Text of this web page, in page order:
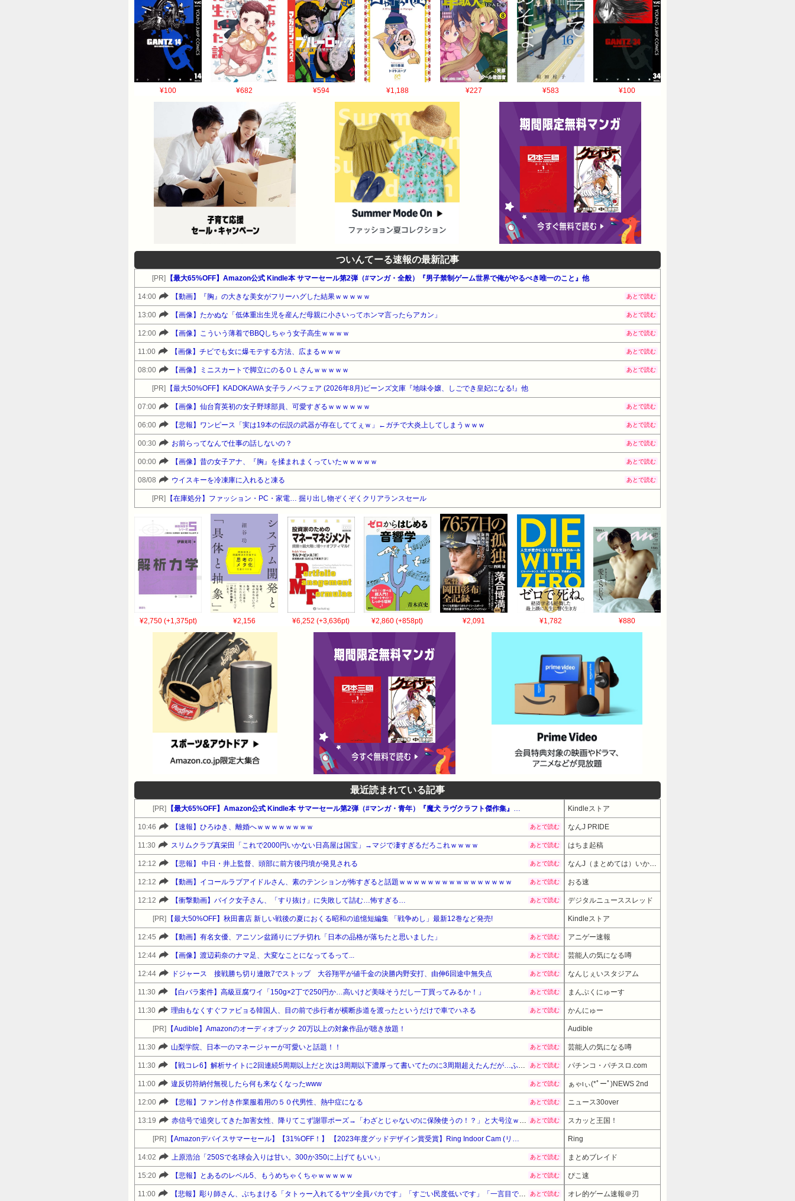
¥100 ¥682 ¥594 ¥1,188 ¥227 ¥583 ¥100
ついんてーる速報の最新記事
[PR] 【最大65%OFF】Amazon公式 Kindle本 サマーセール第2弾（#マンガ・全般）『男子禁制ゲーム世界で俺がやるべき唯一のこと』他
14:00 【動画】『胸』の大きな美女がフリーハグした結果ｗｗｗｗｗ あとで読む
13:00 【画像】たかぬな「低体重出生児を産んだ母親に小さいってホンマ言ったらアカン」 あとで読む
12:00 【画像】こういう薄着でBBQしちゃう女子高生ｗｗｗｗ あとで読む
11:00 【画像】チビでも女に爆モテする方法、広まるｗｗｗ あとで読む
08:00 【画像】ミニスカートで脚立にのるＯＬさんｗｗｗｗｗ あとで読む
[PR] 【最大50%OFF】KADOKAWA 女子ラノベフェア (2026年8月)ビーンズ文庫『地味令嬢、しごでき皇妃になる!』他
07:00 【画像】仙台育英初の女子野球部員、可愛すぎるｗｗｗｗｗｗ あとで読む
06:00 【悲報】ワンピース「実は19本の伝説の武器が存在しててぇｗ」←ガチで大炎上してしまうｗｗｗ あとで読む
00:30 お前らってなんで仕事の話しないの？ あとで読む
00:00 【画像】昔の女子アナ、『胸』を揉まれまくっていたｗｗｗｗｗ あとで読む
08/08 ウイスキーを冷凍庫に入れると凍る あとで読む
[PR] 【在庫処分】ファッション・PC・家電… 掘り出し物ぞくぞくクリアランスセール
¥2,750 (+1,375pt) ¥2,156 ¥6,252 (+3,636pt) ¥2,860 (+858pt) ¥2,091 ¥1,782 ¥880
最近読まれている記事
[PR] 【最大65%OFF】Amazon公式 Kindle本 サマーセール第2弾（#マンガ・青年）『魔犬 ラヴクラフト傑作集』『ゆかいな神統記』『喫茶ニュー魔王城』他 Kindleストア
10:46 【速報】ひろゆき、離婚へｗｗｗｗｗｗｗｗ あとで読む なんJ PRIDE
11:30 スリムクラブ真栄田「これで2000円いかない日高屋は国宝」→マジで凄すぎるだろこれｗｗｗｗ あとで読む はちま起稿
12:12 【悲報】 中日・井上監督、頭部に前方後円墳が発見される あとで読む なんJ（まとめては）いかんのか？
12:12 【動画】イコールラブアイドルさん、素のテンションが怖すぎると話題ｗｗｗｗｗｗｗｗｗｗｗｗｗｗｗｗ あとで読む おる速
12:12 【衝撃動画】バイク女子さん、「すり抜け」に失敗して詰む…怖すぎる… あとで読む デジタルニューススレッド
[PR] 【最大50%OFF】秋田書店 新しい戦後の夏におくる昭和の追憶短編集 「戦争めし」最新12巻など発売! Kindleストア
12:45 【動画】有名女優、アニソン盆踊りにブチ切れ「日本の品格が落ちたと思いました」 あとで読む アニゲー速報
12:44 【画像】渡辺莉奈のナマ足、大変なことになってるって... あとで読む 芸能人の気になる噂
12:44 ドジャース 接戦勝ち切り連敗7でストップ 大谷翔平が値千金の決勝内野安打、由伸6回途中無失点 あとで読む なんじぇいスタジアム
11:30 【白バラ案件】高級豆腐ワイ「150g×2丁で250円か…高いけど美味そうだし一丁買ってみるか！」 あとで読む まんぷくにゅーす
11:30 理由もなくすぐファビョる韓国人、目の前で歩行者が横断歩道を渡ったというだけで車でハネる あとで読む かんにゅー
[PR] 【Audible】Amazonのオーディオブック 20万以上の対象作品が聴き放題！ Audible
11:30 山梨学院、日本一のマネージャーが可愛いと話題！！ あとで読む 芸能人の気になる噂
11:30 【戦コレ6】解析サイトに2回連続5周期以上だと次は3周期以下濃厚って書いてたのに3周期超えたんだが…ふざけんな！！！ あとで読む パチンコ・パチスロ.com
11:00 違反切符納付無視したら何も来なくなったwww あとで読む ぁゃιぃ(*ﾟーﾟ)NEWS 2nd
12:00 【悲報】ファン付き作業服着用の５０代男性、熱中症になる あとで読む ニュース30over
13:19 赤信号で追突してきた加害女性、降りてこず謝罪ポーズ→「わざとじゃないのに保険使うの！？」と大号泣ｗｗ被害者の私を悪者扱いし、旦那まで「妻を強く言わないで」と庇い出す地獄の事故現場 あとで読む スカッと王国！
[PR] 【Amazonデバイスサマーセール】【31%OFF！】 【2023年度グッドデザイン賞受賞】Ring Indoor Cam (リング インドアカム) 第2世代 ホワイト | 軽量小型の屋内用セキュリティカメラ、ペットカメラやご自宅の見守りカメラ、防犯カメラの用途にも プライバシーカバー付き | Ring Homeプラン30日間無料体験 Ring
14:02 上原浩治「250Sで名球会入りは甘い。300か350に上げてもいい」 あとで読む まとめブレイド
15:20 【悲報】とあるのレベル5、もうめちゃくちゃｗｗｗｗｗ あとで読む ぴこ速
11:00 【悲報】彫り師さん、ぶちまける「タトゥー入れてるヤツ全員バカです」「すごい民度低いです」「一言目でバカだなってわかります全員」 あとで読む オレ的ゲーム速報＠刃